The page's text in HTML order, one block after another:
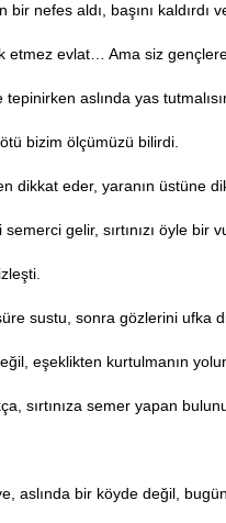
bir nefes aldı, başını kaldırdı
etmez evlat… Ama siz gençlere
aslında yas
bizim ölçümüzü bilirdi.
dikkat eder, yaranın üstüne
semerci gelir, sırtınızı öyle bir
sustu, sonra gözlerini ufka
eşeklikten kurtulmanın
sırtınıza semer yapan
aslında bir köyde değil,